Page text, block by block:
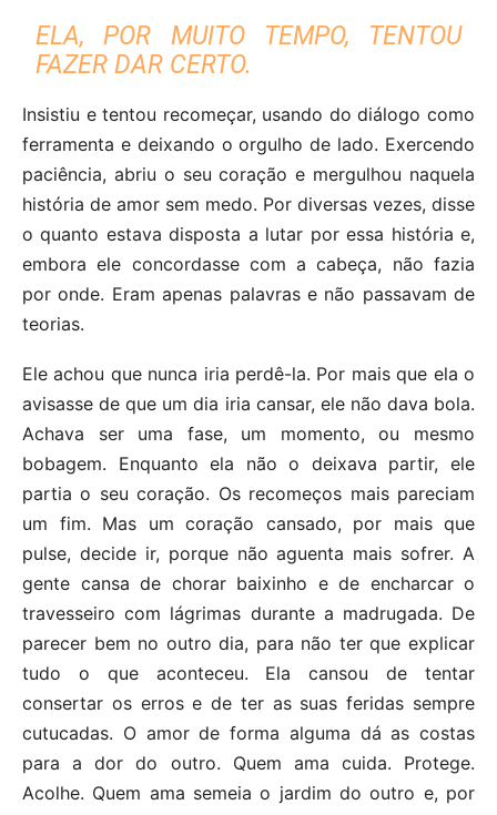
ELA, POR MUITO TEMPO, TENTOU
FAZER DAR CERTO.
Insistiu e tentou recomeçar, usando do diálogo como
ferramenta e deixando o orgulho de lado. Exercendo
paciência, abriu o seu coração e mergulhou naquela
história de amor sem medo. Por diversas vezes, disse
o quanto estava disposta a lutar por essa história e,
embora ele concordasse com a cabeça, não fazia
por onde. Eram apenas palavras e não passavam de
teorias.
Ele achou que nunca iria perdê-la. Por mais que ela o
avisasse de que um dia iria cansar, ele não dava bola.
Achava ser uma fase, um momento, ou mesmo
bobagem. Enquanto ela não o deixava partir, ele
partia o seu coração. Os recomeços mais pareciam
um fim. Mas um coração cansado, por mais que
pulse, decide ir, porque não aguenta mais sofrer. A
gente cansa de chorar baixinho e de encharcar o
travesseiro com lágrimas durante a madrugada. De
parecer bem no outro dia, para não ter que explicar
tudo o que aconteceu. Ela cansou de tentar
consertar os erros e de ter as suas feridas sempre
cutucadas. O amor de forma alguma dá as costas
para a dor do outro. Quem ama cuida. Protege.
Acolhe. Quem ama semeia o jardim do outro e, por